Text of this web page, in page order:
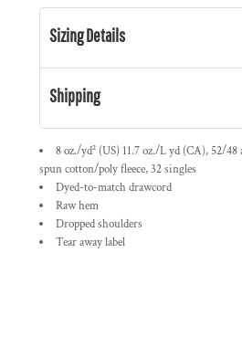
Sizing Details
Shipping
8 oz./yd² (US) 11.7 oz./L yd (CA), 52/
spun cotton/poly fleece, 32 singles
Dyed-to-match drawcord
Raw hem
Dropped shoulders
Tear away label